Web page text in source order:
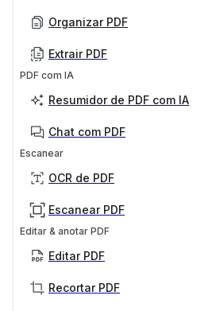
Organizar PDF
Extrair PDF
PDF com IA
Resumidor de PDF com IA
Chat com PDF
Escanear
OCR de PDF
Escanear PDF
Editar & anotar PDF
Editar PDF
Recortar PDF